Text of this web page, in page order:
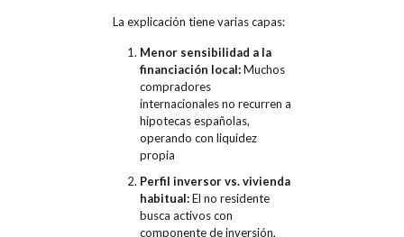
La explicación tiene varias capas:
Menor sensibilidad a la
financiación local:Muchos
compradores
internacionales no recurren a
hipotecas españolas,
operando con liquidez
propia
Perfil inversor vs. vivienda
habitual:El no residente
busca activos con
componente de inversión,